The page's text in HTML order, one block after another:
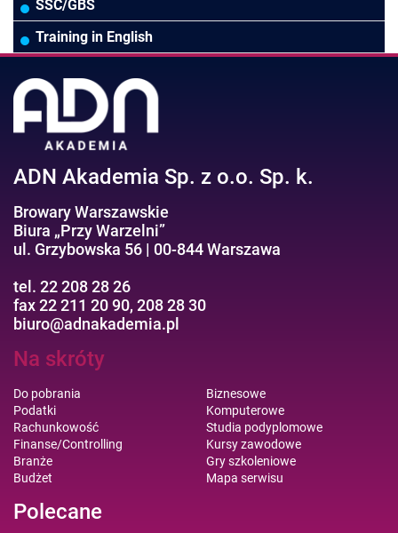
Wodociągi/Kanalizacja
Pozostałe branże
Pozostałe
Prawo pracy
Asystentka/Sekretarka
Efektywność osobista//Wellbeing
MS 365/SharePoint/Bazy danych
MS Project/Word/PowerPoint
SSC/GBS
Training in English
ADN Akademia Sp. z o.o. Sp. k.
Browary Warszawskie
Biura „Przy Warzelni”
ul. Grzybowska 56 | 00-844 Warszawa
tel. 22 208 28 26
fax 22 211 20 90, 208 28 30
biuro@adnakademia.pl
Na skróty
Do pobrania
Podatki
Rachunkowość
Finanse/Controlling
Branże
Budżet
Biznesowe
Komputerowe
Studia podyplomowe
Kursy zawodowe
Gry szkoleniowe
Mapa serwisu
Polecane